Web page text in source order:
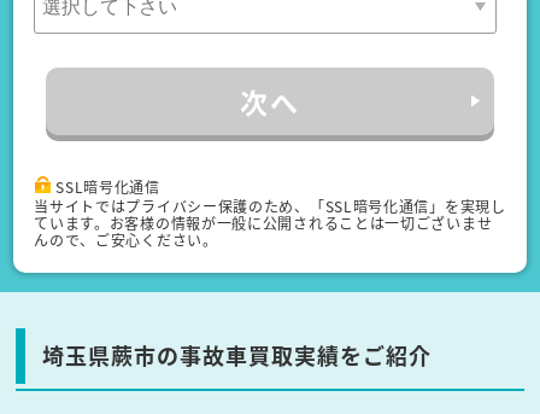
次へ
SSL暗号化通信
当サイトではプライバシー保護のため、「SSL暗号化通信」を実現し
ています。お客様の情報が一般に公開されることは一切ございませ
んので、ご安心ください。
埼玉県蕨市の事故車買取実績をご紹介